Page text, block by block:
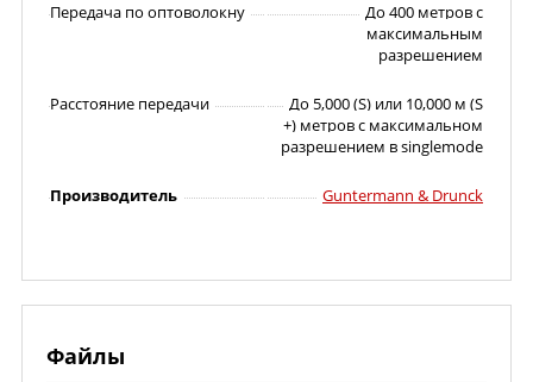
Передача по оптоволокну
До 400 метров с
максимальным
разрешением
Расстояние передачи
До 5,000 (S) или 10,000 м (S
+) метров с максимальном
разрешением в singlemode
Производитель Guntermann & Drunck
Файлы